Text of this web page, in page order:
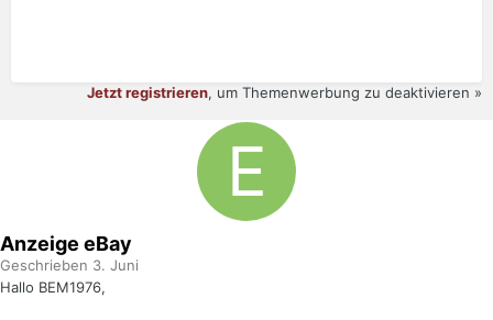
Jetzt registrieren, um Themenwerbung zu deaktivieren »
Anzeige eBay
Geschrieben 3. Juni
Hallo BEM1976,